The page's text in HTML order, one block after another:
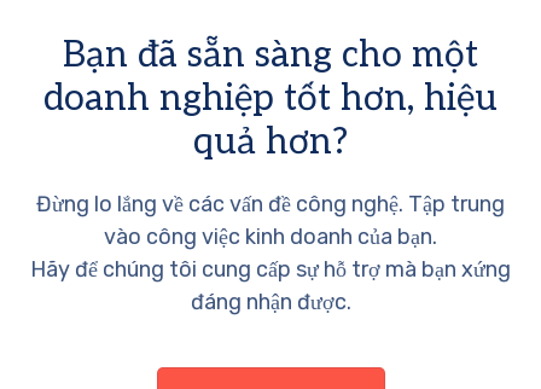
Bạn đã sẵn sàng cho một
doanh nghiệp tốt hơn, hiệu
quả hơn?
Đừng lo lắng về các vấn đề công nghệ. Tập trung
vào công việc kinh doanh của bạn.
Hãy để chúng tôi cung cấp sự hỗ trợ mà bạn xứng
đáng nhận được.